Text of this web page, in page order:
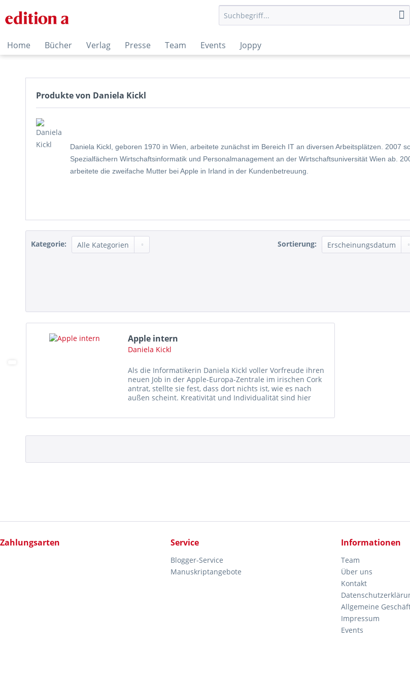
Home Bücher Verlag Presse Team Events Joppy
Produkte von Daniela Kickl
Daniela Kickl, geboren 1970 in Wien, arbeitete zunächst im Bereich IT an diversen Arbeitsplätzen. 2007
Spezialfächern Wirtschaftsinformatik und Personalmanagement an der Wirtschaftsuniversität Wien ab.
arbeitete die zweifache Mutter bei Apple in Irland in der Kundenbetreuung.
Kategorie: Sortierung:
Apple intern
Daniela Kickl
Als die Informatikerin Daniela Kickl voller Vorfreude ihren
neuen Job in der Apple-Europa-Zentrale im irischen Cork
antrat, stellte sie fest, dass dort nichts ist, wie es nach
außen scheint. Kreativität und Individualität sind hier
Zahlungsarten Service
Blogger-Service
Manuskriptangebote
Informationen
Team
Über uns
Kontakt
Allgemeine
Impressum
Events